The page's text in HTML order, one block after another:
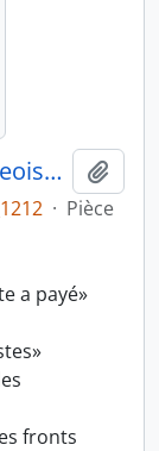
À Yverdon, la répression bourgeoise s'est cassé les dents sur la mobilisation de masse dans toute la Suisse
· Pièce
a payé»
fronts